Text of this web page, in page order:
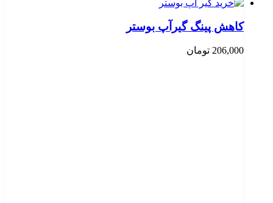
کاهش پینگ گیرآپ بوستر
206,000 تومان